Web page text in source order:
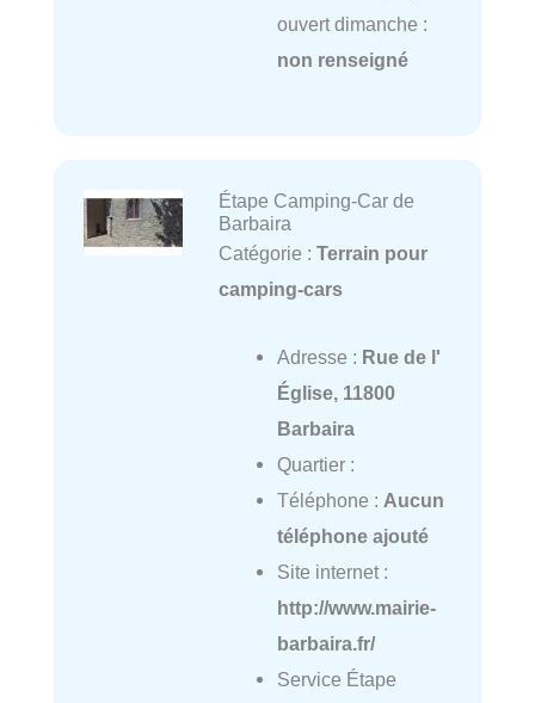
ouvert dimanche :
non renseigné
Étape Camping-Car de
Barbaira
Catégorie : Terrain pour
camping-cars
Adresse : Rue de l'
Église, 11800
Barbaira
Quartier :
Téléphone : Aucun
téléphone ajouté
Site internet :
http://www.mairie-
barbaira.fr/
Service Étape